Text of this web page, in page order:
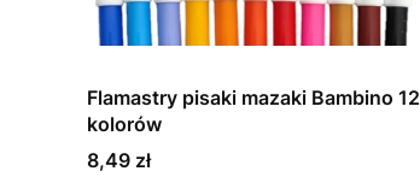
Flamastry pisaki mazaki Bambino 12
kolorów
Cena
8,49 zł